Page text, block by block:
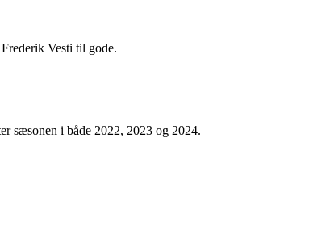
Vesti til gode.
sæsonen i både 2022, 2023 og 2024.